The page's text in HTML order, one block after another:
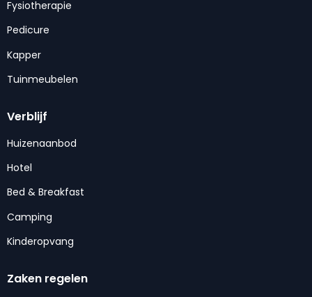
Fysiotherapie
Pedicure
Kapper
Tuinmeubelen
Verblijf
Huizenaanbod
Hotel
Bed & Breakfast
Camping
Kinderopvang
Zaken regelen